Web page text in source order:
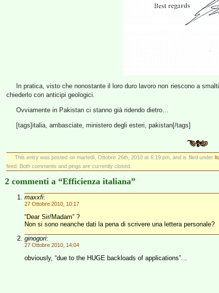
In pratica, visto che nonostante il loro duro lavoro non riescono a
chiederlo con anticipi geologici.
Ovviamente in Pakistan ci stanno già ridendo dietro…
[tags]italia, ambasciate, ministero degli esteri, pakistan[/tags]
This entry was posted on martedì, Ottobre 26th, 2010 at 6:19 pm, and is filed under
feed. Both comments and pings are currently closed.
2 commenti a “Efficienza italiana”
maxxfi:
27 Ottobre 2010, 10:17
“Dear Sir/Madam” ?
Non si sono neanche dati la pena di scrivere una lettera personale?
ginogori:
27 Ottobre 2010, 14:04
obviously, “due to the HUGE backloads of applications”…